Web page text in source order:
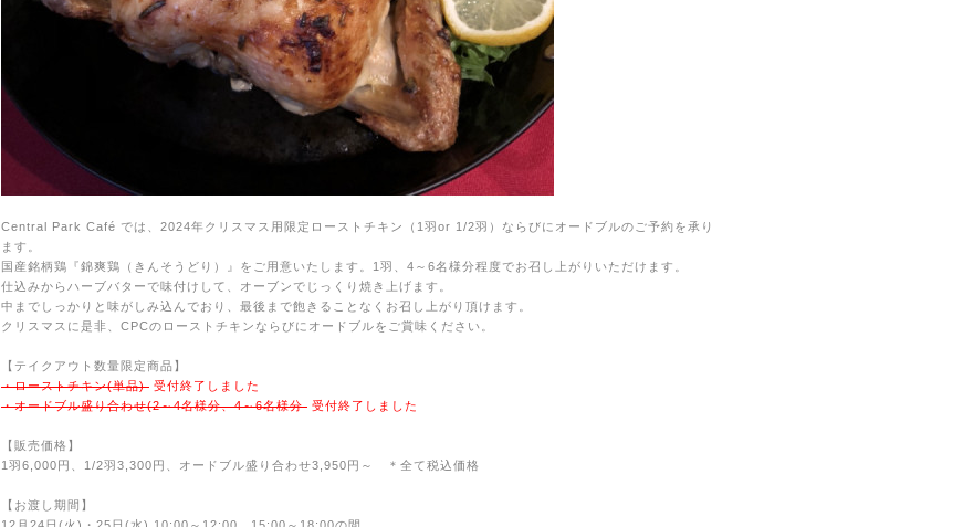
Central Park Café では、 2024年クリスマス用限定ローストチキン（ 1 羽or 1/2羽）ならびにオードブルのご予約を承り
ます。
国産銘柄鶏『錦爽鶏（きんそうどり）』をご用意いたします。1羽、4～6名様分程度でお召し上がりいただけます。
仕込みからハーブバターで味付けして、オーブンでじっくり焼き上げます。
中までしっかりと味がしみ込んでおり、最後まで飽きることなくお召し上がり頂けます。
クリスマスに是非、 CPCのローストチキンならびにオードブルをご賞味ください。
【テイクアウト数量限定商品】
・ローストチキン(単品) 受付終了しました
・オードブル盛り合わせ(2～4名様分、4～6名様分 受付終了しました
【販売価格】
1羽6,000円、 1/2羽3,300円、オードブル盛り合わせ3,950円～ ＊全て税込価格
【お渡し期間】